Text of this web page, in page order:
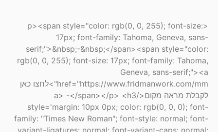
<p><span style="color: rgb(0, 0, 255); font-size:
17px; font-family: Tahoma, Geneva, sans-
serif;">&nbsp;-&nbsp;</span><span style="color:
rgb(0, 0, 255); font-size: 17px; font-family: Tahoma,
Geneva, sans-serif;"><a
href="https://www.fridmanwork.com/mm">לחצו כאן
לקבלת מראה מקום</a> -</span></p> <h3
style='margin: 10px 0px; color: rgb(0, 0, 0); font-
family: "Times New Roman"; font-style: normal; font-
variant-ligatures: normal; font-variant-caps: normal;